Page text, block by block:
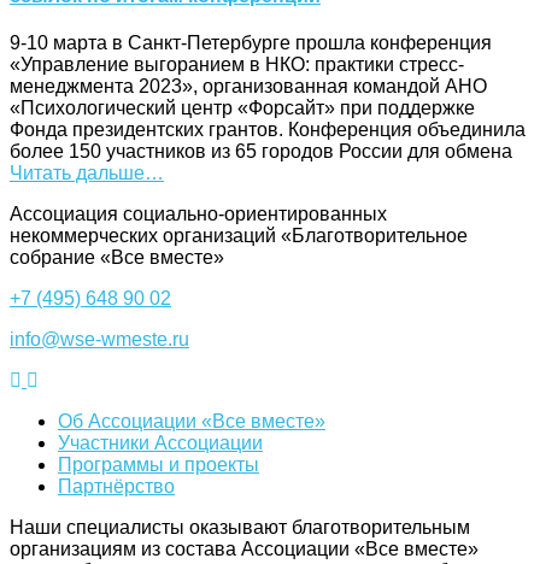
9-10 марта в Санкт-Петербурге прошла конференция
«Управление выгоранием в НКО: практики стресс-
менеджмента 2023», организованная командой АНО
«Психологический центр «Форсайт» при поддержке
Фонда президентских грантов. Конференция объединила
более 150 участников из 65 городов России для обмена
Читать дальше…
Ассоциация cоциально-ориентированных
некоммерческих организаций «Благотворительное
собрание «Все вместе»
+7 (495) 648 90 02
info@wse-wmeste.ru
Об Ассоциации «Все вместе»
Участники Ассоциации
Программы и проекты
Партнёрство
Наши специалисты оказывают благотворительным
организациям из состава Ассоциации «Все вместе»